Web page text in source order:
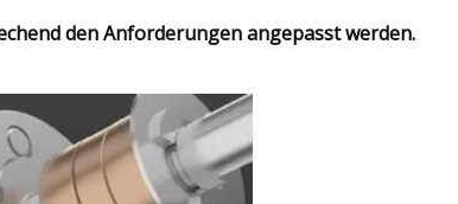
den Anforderungen angepasst werden.